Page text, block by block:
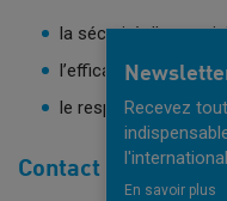
la sécurité
l’efficacité de la
le respect de
Contact
Recevez
En savoir plus